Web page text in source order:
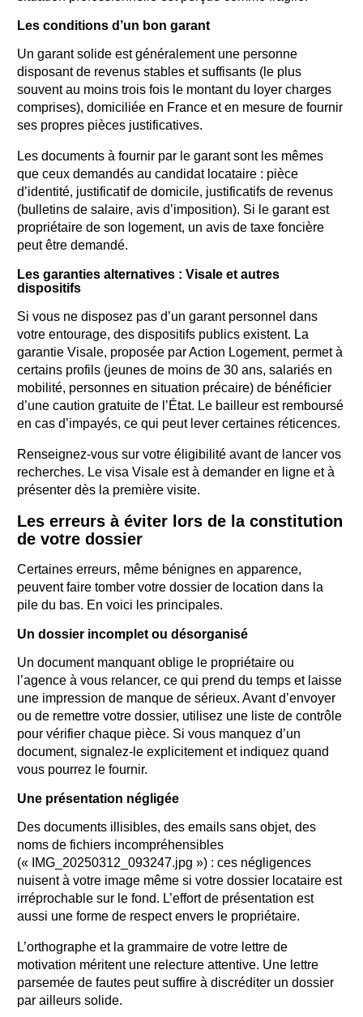
Les conditions d’un bon garant
Un garant solide est généralement une personne
disposant de revenus stables et suffisants (le plus
souvent au moins trois fois le montant du loyer charges
comprises), domiciliée en France et en mesure de fournir
ses propres pièces justificatives.
Les documents à fournir par le garant sont les mêmes
que ceux demandés au candidat locataire : pièce
d’identité, justificatif de domicile, justificatifs de revenus
(bulletins de salaire, avis d’imposition). Si le garant est
propriétaire de son logement, un avis de taxe foncière
peut être demandé.
Les garanties alternatives : Visale et autres
dispositifs
Si vous ne disposez pas d’un garant personnel dans
votre entourage, des dispositifs publics existent. La
garantie Visale, proposée par Action Logement, permet à
certains profils (jeunes de moins de 30 ans, salariés en
mobilité, personnes en situation précaire) de bénéficier
d’une caution gratuite de l’État. Le bailleur est remboursé
en cas d’impayés, ce qui peut lever certaines réticences.
Renseignez-vous sur votre éligibilité avant de lancer vos
recherches. Le visa Visale est à demander en ligne et à
présenter dès la première visite.
Les erreurs à éviter lors de la constitution
de votre dossier
Certaines erreurs, même bénignes en apparence,
peuvent faire tomber votre dossier de location dans la
pile du bas. En voici les principales.
Un dossier incomplet ou désorganisé
Un document manquant oblige le propriétaire ou
l’agence à vous relancer, ce qui prend du temps et laisse
une impression de manque de sérieux. Avant d’envoyer
ou de remettre votre dossier, utilisez une liste de contrôle
pour vérifier chaque pièce. Si vous manquez d’un
document, signalez-le explicitement et indiquez quand
vous pourrez le fournir.
Une présentation négligée
Des documents illisibles, des emails sans objet, des
noms de fichiers incompréhensibles
(« IMG_20250312_093247.jpg ») : ces négligences
nuisent à votre image même si votre dossier locataire est
irréprochable sur le fond. L’effort de présentation est
aussi une forme de respect envers le propriétaire.
L’orthographe et la grammaire de votre lettre de
motivation méritent une relecture attentive. Une lettre
parsemée de fautes peut suffire à discréditer un dossier
par ailleurs solide.